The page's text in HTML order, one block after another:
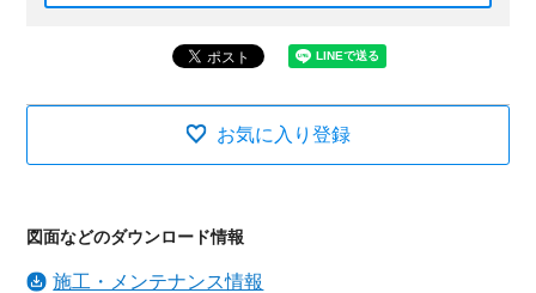
お気に入り登録
図面などのダウンロード情報
施工・メンテナンス情報